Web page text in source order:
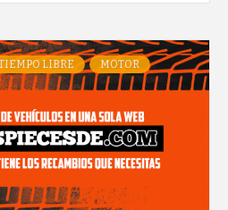
LIBRE
MOTOR